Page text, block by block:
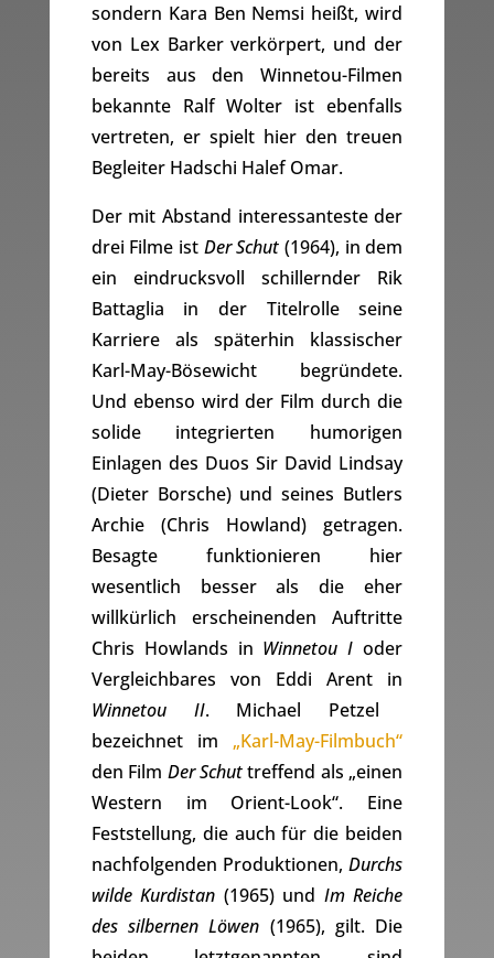
sondern Kara Ben Nemsi heißt, wird
von Lex Barker verkörpert, und der
bereits aus den Winnetou-Filmen
bekannte Ralf Wolter ist ebenfalls
vertreten, er spielt hier den treuen
Begleiter Hadschi Halef Omar.
Der mit Abstand interessanteste der
drei Filme ist Der Schut (1964), in dem
ein eindrucksvoll schillernder Rik
Battaglia in der Titelrolle seine
Karriere als späterhin klassischer
Karl-May-Bösewicht begründete.
Und ebenso wird der Film durch die
solide integrierten humorigen
Einlagen des Duos Sir David Lindsay
(Dieter Borsche) und seines Butlers
Archie (Chris Howland) getragen.
Besagte funktionieren hier
wesentlich besser als die eher
willkürlich erscheinenden Auftritte
Chris Howlands in Winnetou Ioder
Vergleichbares von Eddi Arent in
Winnetou II. Michael Petzel
bezeichnet im „Karl-May-Filmbuch“
den Film Der Schuttreffend als „einen
Western im Orient-Look“. Eine
Feststellung, die auch für die beiden
nachfolgenden Produktionen,Durchs
wilde Kurdistan (1965) und Im Reiche
des silbernen Löwen (1965), gilt. Die